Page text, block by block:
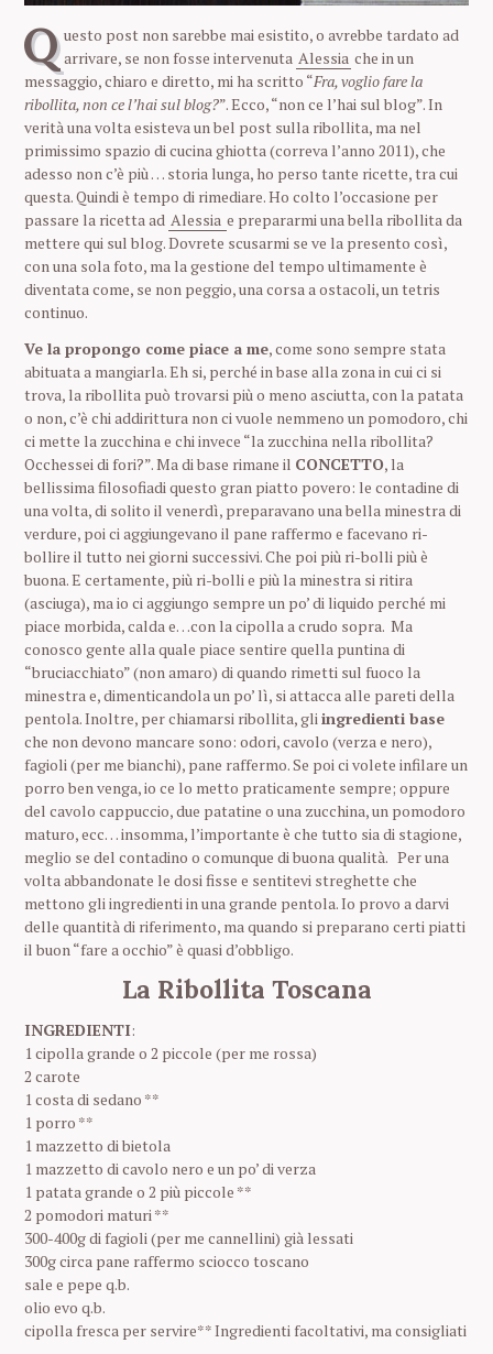
Q uesto post non sarebbe mai esistito, o avrebbe tardato ad
arrivare, se non fosse intervenuta Alessia che in un
messaggio, chiaro e diretto, mi ha scritto “Fra, voglio fare la
ribollita, non ce l’hai sul blog?”. Ecco, “non ce l’hai sul blog”. In
verità una volta esisteva un bel post sulla ribollita, ma nel
primissimo spazio di cucina ghiotta (correva l’anno 2011), che
adesso non c’è più … storia lunga, ho perso tante ricette, tra cui
questa. Quindi è tempo di rimediare. Ho colto l’occasione per
passare la ricetta ad Alessia e prepararmi una bella ribollita da
mettere qui sul blog. Dovrete scusarmi se ve la presento così,
con una sola foto, ma la gestione del tempo ultimamente è
diventata come, se non peggio, una corsa a ostacoli, un tetris
continuo.
Ve la propongo come piace a me, come sono sempre stata
abituata a mangiarla. Eh si, perché in base alla zona in cui ci si
trova, la ribollita può trovarsi più o meno asciutta, con la patata
o non, c’è chi addirittura non ci vuole nemmeno un pomodoro, chi
ci mette la zucchina e chi invece “la zucchina nella ribollita?
Occhessei di fori?”. Ma di base rimane il CONCETTO, la
bellissima filosofiadi questo gran piatto povero: le contadine di
una volta, di solito il venerdì, preparavano una bella minestra di
verdure, poi ci aggiungevano il pane raffermo e facevano ri-
bollire il tutto nei giorni successivi. Che poi più ri-bolli più è
buona. E certamente, più ri-bolli e più la minestra si ritira
(asciuga), ma io ci aggiungo sempre un po’ di liquido perché mi
piace morbida, calda e…con la cipolla a crudo sopra. Ma
conosco gente alla quale piace sentire quella puntina di
“bruciacchiato” (non amaro) di quando rimetti sul fuoco la
minestra e, dimenticandola un po’ lì, si attacca alle pareti della
pentola. Inoltre, per chiamarsi ribollita, gliingredienti base
che non devono mancare sono: odori, cavolo (verza e nero),
fagioli (per me bianchi), pane raffermo. Se poi ci volete infilare un
porro ben venga, io ce lo metto praticamente sempre; oppure
del cavolo cappuccio, due patatine o una zucchina, un pomodoro
maturo, ecc… insomma, l’importante è che tutto sia di stagione,
meglio se del contadino o comunque di buona qualità. Per una
volta abbandonate le dosi fisse e sentitevi streghette che
mettono gli ingredienti in una grande pentola. Io provo a darvi
delle quantità di riferimento, ma quando si preparano certi piatti
il buon “fare a occhio” è quasi d’obbligo.
La Ribollita Toscana
INGREDIENTI:
1 cipolla grande o 2 piccole (per me rossa)
2 carote
1 costa di sedano **
1 porro **
1 mazzetto di bietola
1 mazzetto di cavolo nero e un po’ di verza
1 patata grande o 2 più piccole **
2 pomodori maturi **
300-400g di fagioli (per me cannellini) già lessati
300g circa pane raffermo sciocco toscano
sale e pepe q.b.
olio evo q.b.
cipolla fresca per servire** Ingredienti facoltativi, ma consigliati